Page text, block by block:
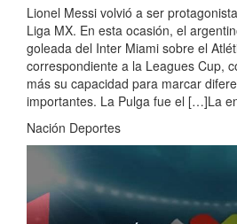
Lionel Messi volvió a ser
Liga MX. En esta ocasión, el
goleada del Inter Miami sobre el
correspondiente a la Leagues Cup,
más su capacidad para marcar
importantes. La Pulga fue el […]La
Nación Deportes